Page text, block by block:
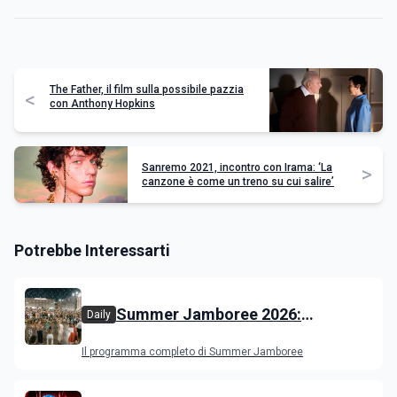
<
The Father, il film sulla possibile pazzia
con Anthony Hopkins
Sanremo 2021, incontro con Irama: ‘La
canzone è come un treno su cui salire’
>
Potrebbe Interessarti
Daily Summer Jamboree 2026:
appuntamenti a Senigallia
Il programma completo di Summer Jamboree